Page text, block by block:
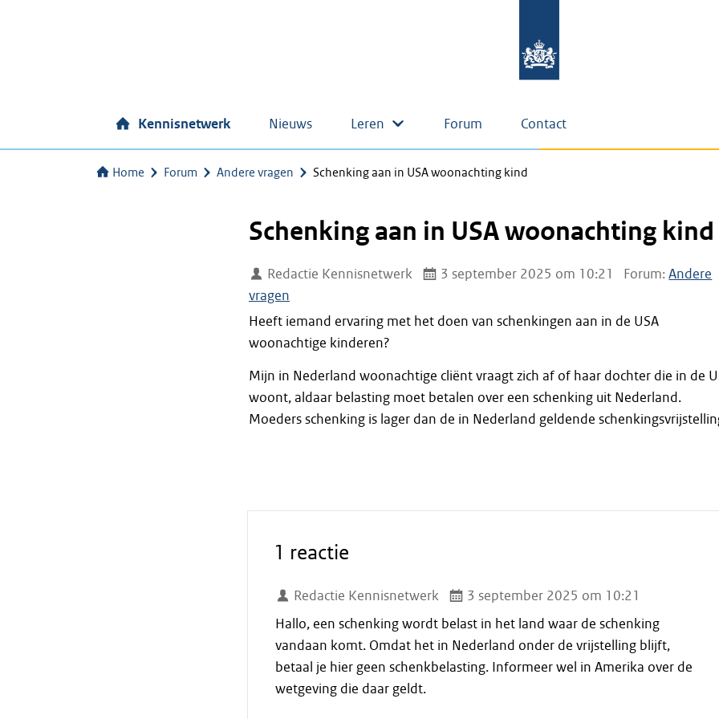
Kennisnetwerk Nieuws Leren Forum Contact
Home Forum Andere vragen Schenking aan in USA woonachting kind
Schenking aan in USA woonachting kind
Redactie Kennisnetwerk 3 september 2025 om 10:21 Forum:Andere
vragen
Heeft iemand ervaring met het doen van schenkingen aan in de USA
woonachtige kinderen?
Mijn in Nederland woonachtige cliënt vraagt zich af of haar dochter die in de
woont, aldaar belasting moet betalen over een schenking uit Nederland.
Moeders schenking is lager dan de in Nederland geldende
1 reactie
Redactie Kennisnetwerk
3 september 2025 om 10:21
Hallo, een schenking wordt belast in het land waar de schenking
vandaan komt. Omdat het in Nederland onder de vrijstelling blijft,
betaal je hier geen schenkbelasting. Informeer wel in Amerika over de
wetgeving die daar geldt.